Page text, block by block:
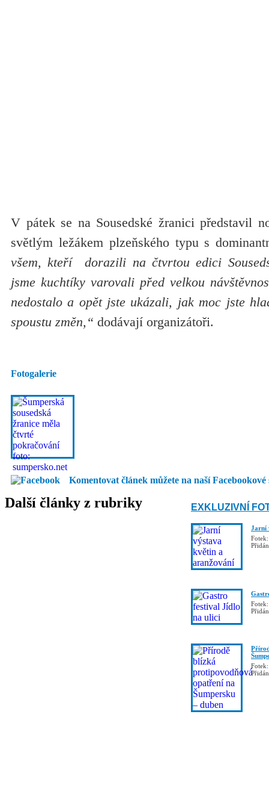
V pátek se na Sousedské žranici představil
světlým ležákem plzeňského typu s
všem, kteří dorazili na čtvrtou edici
jsme kuchtíky varovali před velkou
nedostalo a opět jste ukázali, jak moc jste
spoustu změn,“ dodávají organizátoři.
Fotogalerie
Komentovat článek můžete na naší Facebookové
Další články z rubriky EXKLUZIVNÍ
Jarní